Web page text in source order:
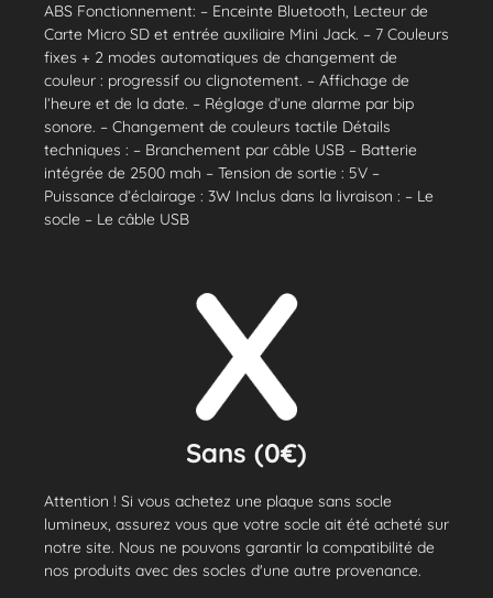
ABS Fonctionnement: – Enceinte Bluetooth, Lecteur de
Carte Micro SD et entrée auxiliaire Mini Jack. – 7 Couleurs
fixes + 2 modes automatiques de changement de
couleur : progressif ou clignotement. – Affichage de
l’heure et de la date. – Réglage d’une alarme par bip
sonore. – Changement de couleurs tactile Détails
techniques : – Branchement par câble USB – Batterie
intégrée de 2500 mah – Tension de sortie : 5V –
Puissance d’éclairage : 3W Inclus dans la livraison : – Le
socle – Le câble USB
Sans (0€)
Attention ! Si vous achetez une plaque sans socle
lumineux, assurez vous que votre socle ait été acheté sur
notre site. Nous ne pouvons garantir la compatibilité de
nos produits avec des socles d'une autre provenance.